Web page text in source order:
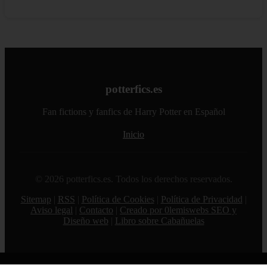
potterfics.es
Fan fictions y fanfics de Harry Potter en Español
Inicio
© 2026 potterfics.es. Todos los derechos reservados.
Sitemap
RSS Política de Cookies Política de Privacidad
Aviso legal
Contacto
Creado por 0lemiswebs SEO y
Diseño web
Libro sobre Cabañuelas